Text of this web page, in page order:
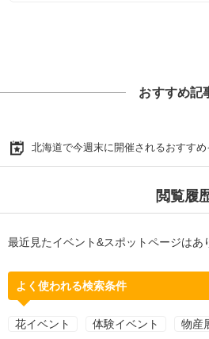
おすすめ記
北海道で今週末に開催されるおすすめ
閲覧履
最近見たイベント&スポットページはあ
よく使われる検索条件
花イベント 体験イベント 物産